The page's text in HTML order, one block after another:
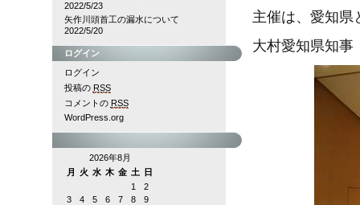
主催は、愛知県
大村愛知県知事
2022/5/23
矢作川頭首工の漏水について
2022/5/20
ログイン
ログイン
投稿の RSS
コメントの RSS
WordPress.org
2026年8月
月
火 水 木 金 土 日
1
2
3
4 5 6 7 8
9